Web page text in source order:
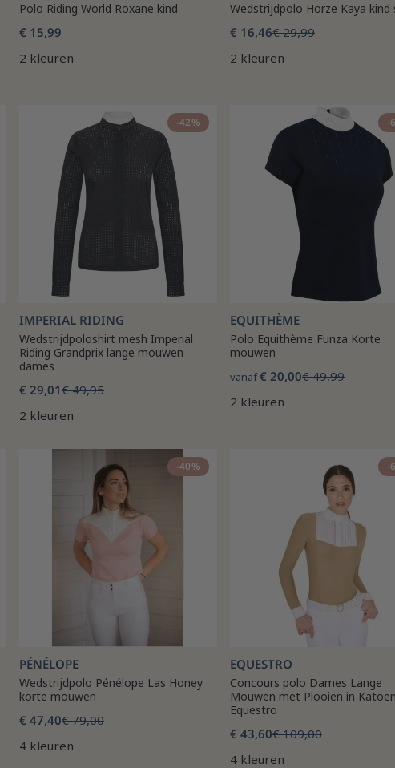
Polo Riding World Roxane kind
€ 15,99
2 kleuren
Wedstrijdpolo Horze Kaya kind
€ 16,46€ 29,99
2 kleuren
-42%
IMPERIAL RIDING
Wedstrijdpoloshirt mesh Imperial
Riding Grandprix lange mouwen
dames
€ 29,01€ 49,95
2 kleuren
-
EQUITHÈME
Polo Equithème Funza Korte
mouwen
vanaf€ 20,00€ 49,99
2 kleuren
-40%
PÉNÉLOPE
Wedstrijdpolo Pénélope Las Honey
korte mouwen
€ 47,40€ 79,00
4 kleuren
-
EQUESTRO
Concours polo Dames Lange
Mouwen met Plooien in Katoen
Equestro
€ 43,60€ 109,00
4 kleuren